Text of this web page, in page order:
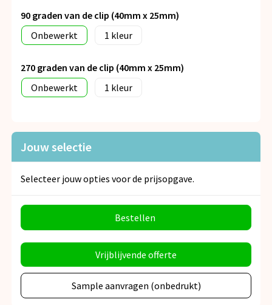
90 graden van de clip (40mm x 25mm)
Onbewerkt
1
270 graden van de clip (40mm x 25mm)
Onbewerkt
1
Jouw selectie
Selecteer jouw opties voor de prijsopgave.
Bestellen
Vrijblijvende offerte
Sample aanvragen (onbedrukt)